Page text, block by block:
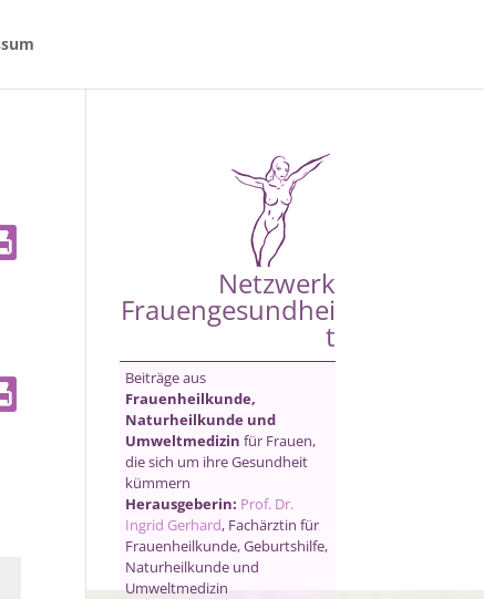
Netzwerk
Frauengesundhei
t
Beiträge aus
Frauenheilkunde,
Naturheilkunde und
Umweltmedizin für Frauen,
die sich um ihre Gesundheit
kümmern
Herausgeberin: Prof. Dr.
Ingrid Gerhard, Fachärztin für
Frauenheilkunde, Geburtshilfe,
Naturheilkunde und
Umweltmedizin